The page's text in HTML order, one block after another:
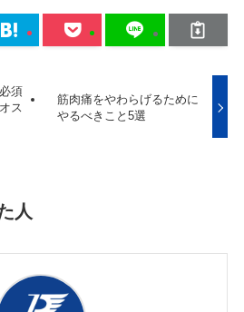
須
ス
筋肉痛をやわらげるために
やるべきこと5選
人